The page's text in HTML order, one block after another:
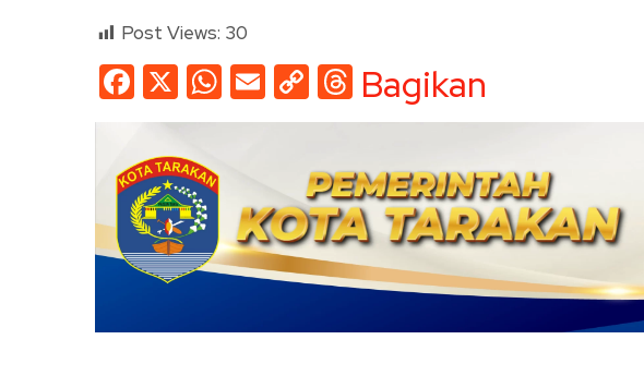
Post Views: 30
Facebook
X WhatsApp
EmailCopy
Link
Threads
Bagikan